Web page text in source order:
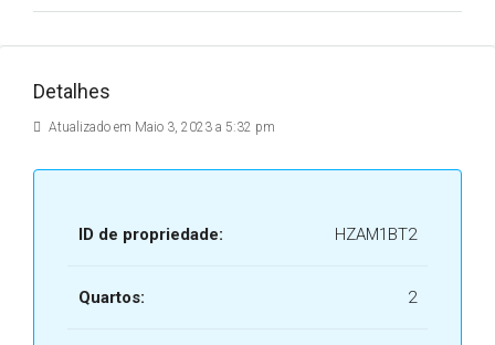
Detalhes
Atualizado em Maio 3, 2023 a 5:32 pm
ID de propriedade: HZAM1BT2
Quartos: 2